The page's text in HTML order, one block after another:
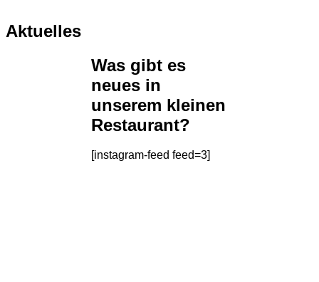
Aktuelles
Was gibt es
neues in
unserem kleinen
Restaurant?
[instagram-feed feed=3]